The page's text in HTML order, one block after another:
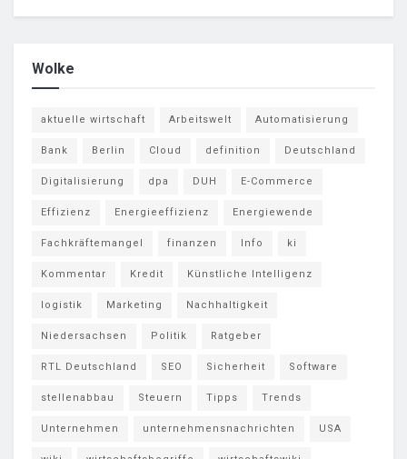
Wolke
aktuelle wirtschaft Arbeitswelt Automatisierung
Bank Berlin Cloud definition Deutschland
Digitalisierung dpa DUH E-Commerce
Effizienz Energieeffizienz Energiewende
Fachkräftemangel finanzen Info ki
Kommentar Kredit Künstliche Intelligenz
logistik Marketing Nachhaltigkeit
Niedersachsen Politik Ratgeber
RTL Deutschland SEO Sicherheit Software
stellenabbau Steuern Tipps Trends
Unternehmen unternehmensnachrichten USA